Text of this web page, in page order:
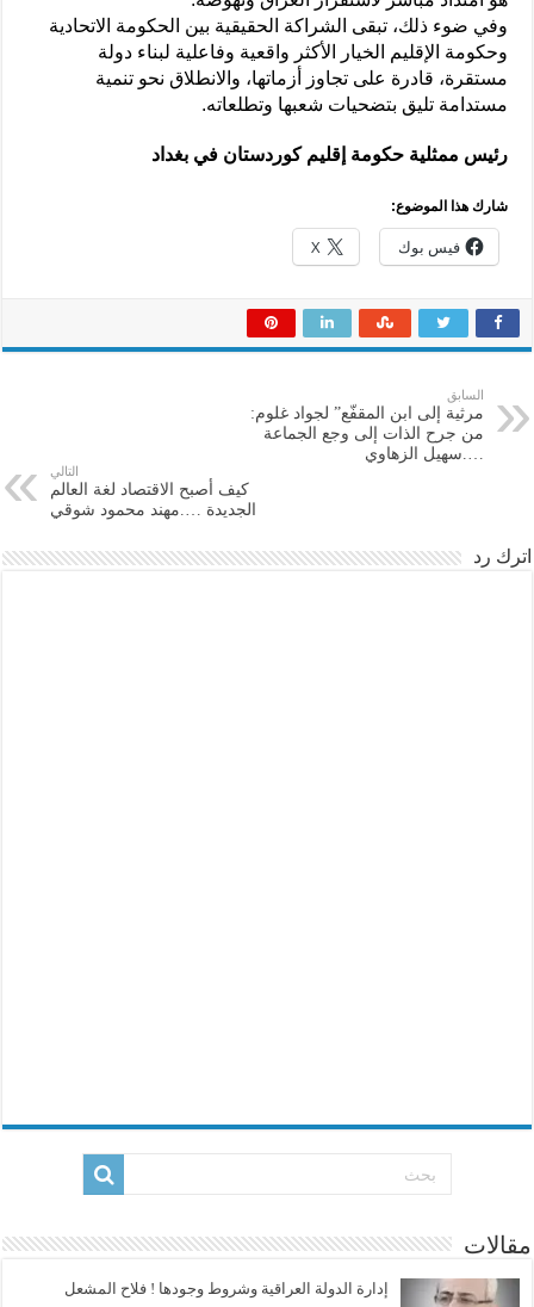
وفي ضوء ذلك، تبقى الشراكة الحقيقية بين الحكومة الاتحادية
وحكومة الإقليم الخيار الأكثر واقعية وفاعلية لبناء دولة
مستقرة، قادرة على تجاوز أزماتها، والانطلاق نحو تنمية
مستدامة تليق بتضحيات شعبها وتطلعاته.
رئيس ممثلية حكومة إقليم كوردستان في بغداد
شارك هذا الموضوع:
فيس بوك X
السابق
مرثية إلى ابن المقفّع” لجواد غلوم:
من جرح الذات إلى وجع الجماعة
….سهيل الزهاوي
التالي
كيف أصبح الاقتصاد لغة العالم
الجديدة ….مهند محمود شوقي
اترك رد
مقالات
إدارة الدولة العراقية وشروط وجودها ! فلاح المشعل